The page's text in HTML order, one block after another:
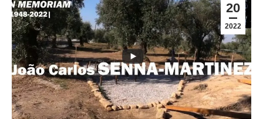
20
2022